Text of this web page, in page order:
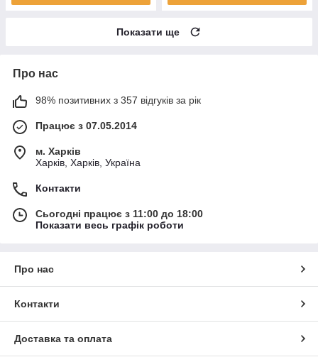
Показати ще
Про нас
98% позитивних з 357 відгуків за рік
Працює з 07.05.2014
м. Харків
Харків, Харків, Україна
Контакти
Сьогодні працює з 11:00 до 18:00
Показати весь графік роботи
Про нас
Контакти
Доставка та оплата